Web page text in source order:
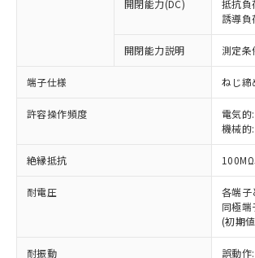
開閉能力(DC)
抵抗負
誘導
開閉能力説明 測定
端子仕様 ねじ締
許容操作頻度
電気
機械
絶縁抵抗
耐電圧
各端
同極
(初期
耐振動 誤動
ことをご了承ください。
在庫状況および標準価格照会
記載している更新日時点での
タに基づき作成されるもので
覧された時点での実際の在庫
準価格とは異なる場合がある
正式な納期状況および標準価
様のお取引先、またはお客様
ムロン制御機器販売店・当社
オムロン制御機器販売店や当
販売ネットワーク
」
在庫状況および標準価格結果
むを得ず変更することがあります。
*EU RoHS指令（10物質）：
鉛(Pb) 1000ppm以下、 水銀(Hg) 1000ppm
ミウム(Cd) 100ppm以下、
六価クロム(Cr(Ⅵ)) 1000ppm以下、ポリ臭化
類(PBB) 1000ppm以下、ポリ臭化ジフェニ
(PBDE) 1000ppm以下、フタル酸ビス(2-エチ
ル) (DEHP)(別名：DOP) 1000ppm以下、フ
(DIBP) 1000ppm以下
但し、RoHS指令で産業用監視および制御機
フタル酸エステル類の４物質については閾値
図的な使用がないことを確認しています。
「－」：未確認です。当社販売部
*中国RoHS10物質の基準値 (GB/T26572)：
Pb(鉛) :1000ppm、 Hg(水銀) : 1000ppm、
ニル類) : 1000ppm、 PBDEs(ポリ臭化ジフェ
DBP(フタル酸ジブチル) : 1000ppm、 DIBP(
イソブチル) : 1000ppm、 BBP(フタル酸ブチ
ル) : 1000ppm、
DEHP(フタル酸ビス(2-エチルヘキシル)) :
当社は、これら貴社製品のう
為替および外国貿易法に定め
（以下｢規制貨物等」という
または国外への提供する場合
国政府の輸出許可(または役
可)を取得するなどの必要な
当社は規制貨物を破棄する場
全に破砕するなど、違法に輸
いよう必要な手段を講じます
当社は貴社製品を、核兵器、
ル、化学兵器、生物兵器また
武器並びにこれらの製造装置
当社は、貴社製品を第三者に
○ 一定数以上の在庫あり
一定数には満たないが在
在庫なし(最新の在庫状
いては、お客様のお取引
たはお客様担当のオムロ
機器販売店・当社販売員